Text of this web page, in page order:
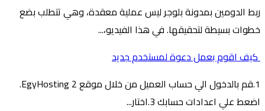
ربط الدومين بمدونة بلوجر ليس عملية معقدة، وهي تتطلب بضع
خطوات بسيطة لتحقيقها. في هذا الفيديو،...
كيف اقوم بعمل دعوة لمستخدم جديد
1.قم بالدخول الي حساب العميل من خلال موقع EgyHosting 2.
اضعط علي اعدادات حسابك 3.اختار...